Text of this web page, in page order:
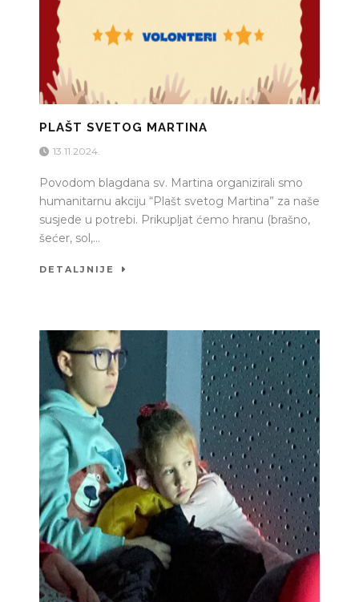
PLAŠT SVETOG MARTINA
13.11.2024.
Povodom blagdana sv. Martina organizirali smo
humanitarnu akciju “Plašt svetog Martina” za naše
susjede u potrebi. Prikupljat ćemo hranu (brašno,
šećer, sol,...
DETALJNIJE